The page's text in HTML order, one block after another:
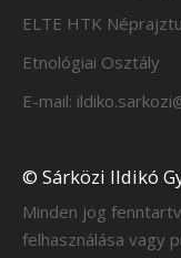
ELTE HTK
Etnológiai Osztály
E-mail:
© Sárközi Ildikó
Minden jog
felhasználása vagy